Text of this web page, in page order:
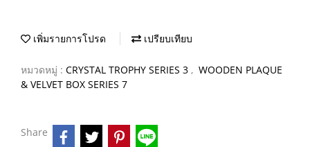
เพิ่มรายการโปรด เปรียบเทียบ
หมวดหมู่ : CRYSTAL TROPHY SERIES 3 , WOODEN PLAQUE
& VELVET BOX SERIES 7
Share